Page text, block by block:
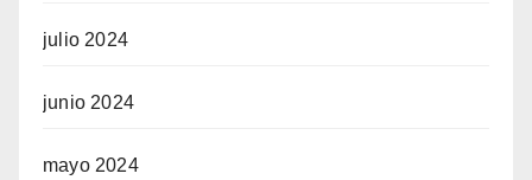
julio 2024
junio 2024
mayo 2024